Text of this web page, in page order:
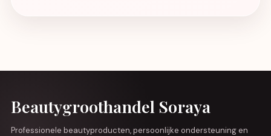
Beautygroothandel Soraya
Professionele beautyproducten, persoonlijke ondersteuning en